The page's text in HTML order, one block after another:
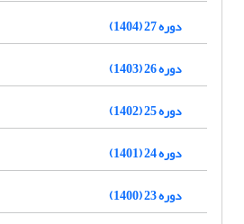
دوره 27 (1404)
دوره 26 (1403)
دوره 25 (1402)
دوره 24 (1401)
دوره 23 (1400)